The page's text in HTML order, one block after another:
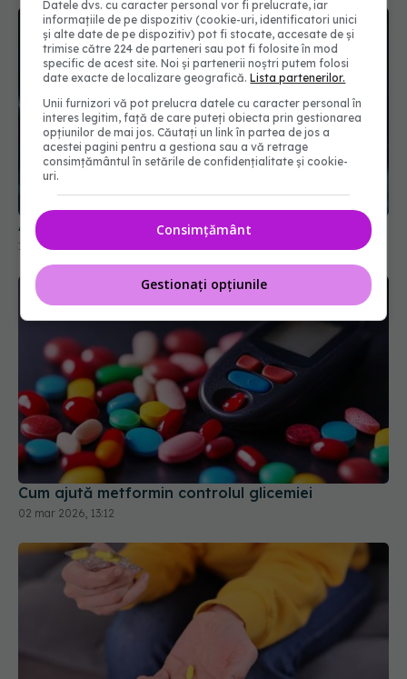
Aspirina la vârstnici, pericol de moarte
Cum ajută metformin controlul glicemiei
02 mar 2026, 13:12
Datele dvs. cu caracter personal vor fi prelucrate, iar
informațiile de pe dispozitiv (cookie-uri, identificatori unici
și alte date de pe dispozitiv) pot fi stocate, accesate de și
trimise către 224 de parteneri sau pot fi folosite în mod
specific de acest site. Noi și partenerii noștri putem folosi
date exacte de localizare geografică.Lista partenerilor.
Unii furnizori vă pot prelucra datele cu caracter personal în
interes legitim, față de care puteți obiecta prin gestionarea
opțiunilor de mai jos. Căutați un link în partea de jos a
acestei pagini pentru a gestiona sau a vă retrage
consimțământul în setările de confidențialitate și cookie-
uri.
Consimțământ
Gestionați opțiunile